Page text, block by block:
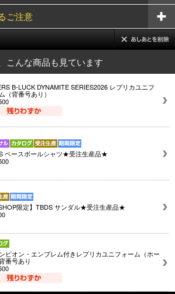
ご注意
こんな商品も見ています
B-LUCK DYNAMITE SERIES2026 レプリカユニフ
（背番号あり）
ベースボールシャツ★受注生産品★
SHOP限定】TBDS サンダル★受注生産品★
ピオン・エンブレム付きレプリカユニフォーム（ホー
番号あり